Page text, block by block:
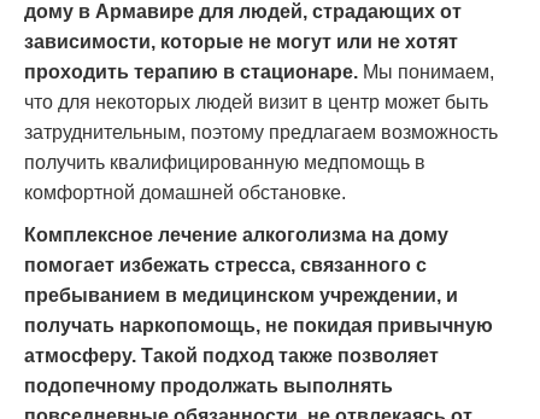
дому в Армавире для людей, страдающих от
зависимости, которые не могут или не хотят
проходить терапию в стационаре. Мы понимаем,
что для некоторых людей визит в центр может быть
затруднительным, поэтому предлагаем возможность
получить квалифицированную медпомощь в
комфортной домашней обстановке.
Комплексное лечение алкоголизма на дому
помогает избежать стресса, связанного с
пребыванием в медицинском учреждении, и
получать наркопомощь, не покидая привычную
атмосферу. Такой подход также позволяет
подопечному продолжать выполнять